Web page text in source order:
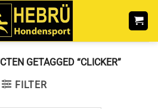
GETAGGED “CLICKER”
FILTER